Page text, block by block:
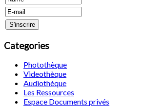
Categories
Photothèque
Videothèque
Audiothèque
Les Ressources
Espace Documents privés